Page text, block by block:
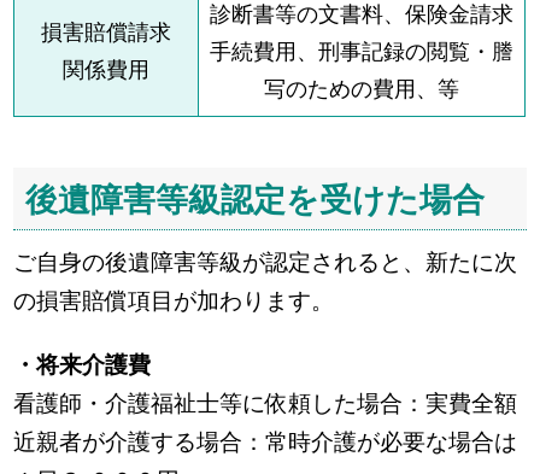
損害賠償請求
関係費用
診断書等の文書料、保険金請求
手続費用、刑事記録の閲覧・謄
写のための費用、等
後遺障害等級認定を受けた場合
ご自身の後遺障害等級が認定されると、新たに次
の損害賠償項目が加わります。
・将来介護費
看護師・介護福祉士等に依頼した場合：実費全額
近親者が介護する場合：常時介護が必要な場合は